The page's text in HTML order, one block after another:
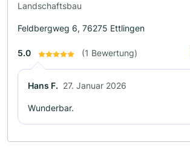
Landschaftsbau
Feldbergweg 6, 76275 Ettlingen
5.0 (1 Bewertung)
Hans F. 27. Januar 2026
Wunderbar.